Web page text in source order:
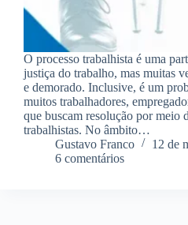
O processo trabalhista é uma
justiça do trabalho, mas muitas
e demorado. Inclusive, é um
muitos trabalhadores,
que buscam resolução por meio
trabalhistas. No âmbito…
Gustavo Franco
12 de
6 comentários